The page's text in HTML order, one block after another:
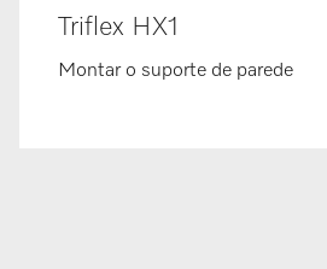
Triflex HX1
Montar o suporte de parede